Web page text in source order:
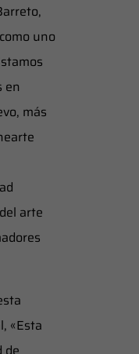
uno
en
más
arte
«Esta